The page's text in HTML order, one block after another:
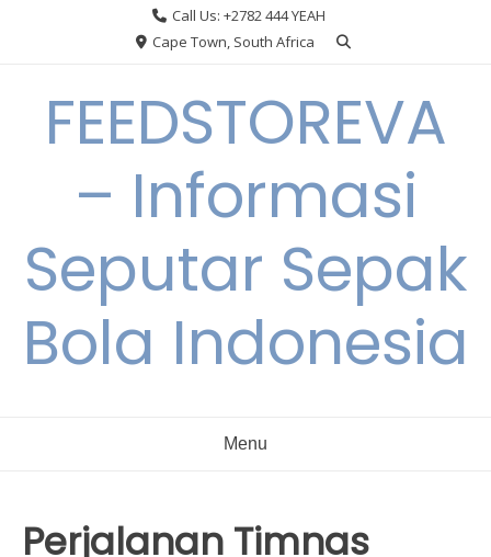
Call Us: +2782 444 YEAH
Cape Town, South Africa
FEEDSTOREVA
– Informasi
Seputar Sepak
Bola Indonesia
Menu
Perjalanan Timnas